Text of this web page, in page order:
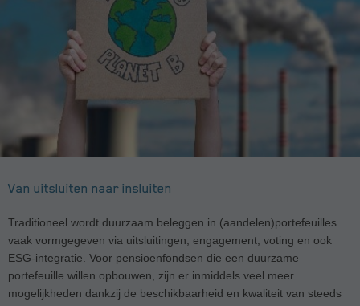
Van uitsluiten naar insluiten
Traditioneel wordt duurzaam beleggen in (aandelen)portefeuilles
vaak vormgegeven via uitsluitingen, engagement, voting en ook
ESG-integratie. Voor pensioenfondsen die een duurzame
portefeuille willen opbouwen, zijn er inmiddels veel meer
mogelijkheden dankzij de beschikbaarheid en kwaliteit van steeds